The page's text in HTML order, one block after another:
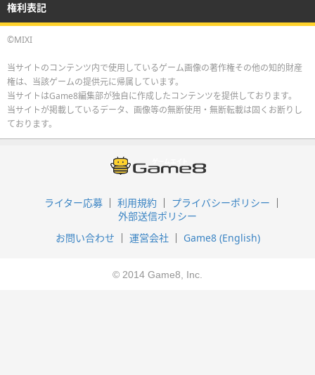
権利表記
©MIXI
当サイトのコンテンツ内で使用しているゲーム画像の著作権その他の知的財産
権は、当該ゲームの提供元に帰属しています。
当サイトはGame8編集部が独自に作成したコンテンツを提供しております。
当サイトが掲載しているデータ、画像等の無断使用・無断転載は固くお断りし
ております。
ライター応募 利用規約
プライバシーポリシー
外部送信ポリシー
お問い合わせ
運営会社 Game8 (English)
© 2014 Game8, Inc.